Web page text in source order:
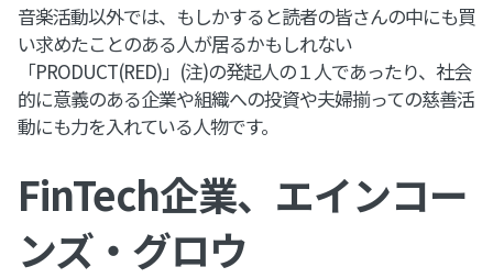
音楽活動以外では、もしかすると読者の皆さんの中にも買
い求めたことのある人が居るかもしれない
「PRODUCT(RED)」(注)の発起人の１人であったり、社会
的に意義のある企業や組織への投資や夫婦揃っての慈善活
動にも力を入れている人物です。
FinTech企業、エインコー
ンズ・グロウ